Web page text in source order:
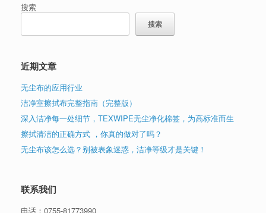
搜索
搜索
近期文章
无尘布的应用行业
洁净室擦拭布完整指南（完整版）
深入洁净每一处细节，TEXWIPE无尘净化棉签，为高标准而生
擦拭清洁的正确方式 ，你真的做对了吗？
无尘布该怎么选？别被表象迷惑，洁净等级才是关键！
联系我们
电话： 0755-81773990